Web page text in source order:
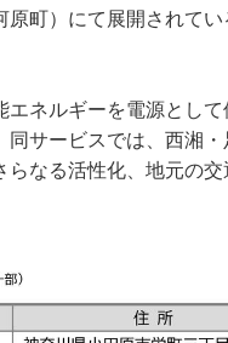
原町）にて展開されて
エネルギーを電源とし
同サービスでは、西湘
らなる活性化、地元の